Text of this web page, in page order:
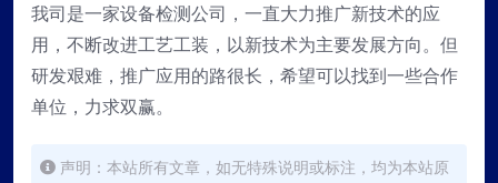
我司是一家设备检测公司，一直大力推广新技术的应
用，不断改进工艺工装，以新技术为主要发展方向。但
研发艰难，推广应用的路很长，希望可以找到一些合作
单位，力求双赢。
声明：本站所有文章，如无特殊说明或标注，均为本站原